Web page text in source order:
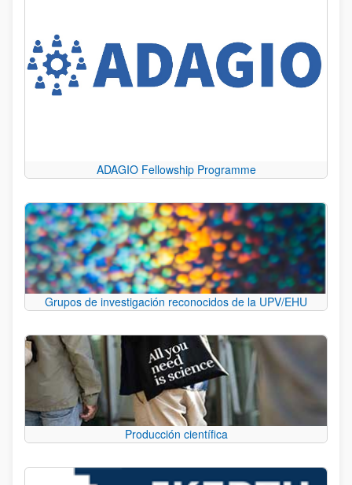
ADAGIO Fellowship Programme
Grupos de investigación reconocidos de la UPV/EHU
Producción científica